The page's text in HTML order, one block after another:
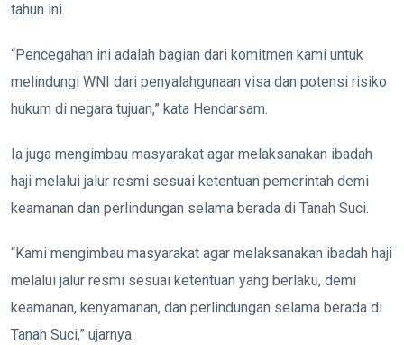
tahun ini.
“Pencegahan ini adalah bagian dari komitmen kami untuk
melindungi WNI dari penyalahgunaan visa dan potensi risiko
hukum di negara tujuan,” kata Hendarsam.
Ia juga mengimbau masyarakat agar melaksanakan ibadah
haji melalui jalur resmi sesuai ketentuan pemerintah demi
keamanan dan perlindungan selama berada di Tanah Suci.
“Kami mengimbau masyarakat agar melaksanakan ibadah haji
melalui jalur resmi sesuai ketentuan yang berlaku, demi
keamanan, kenyamanan, dan perlindungan selama berada di
Tanah Suci,” ujarnya.